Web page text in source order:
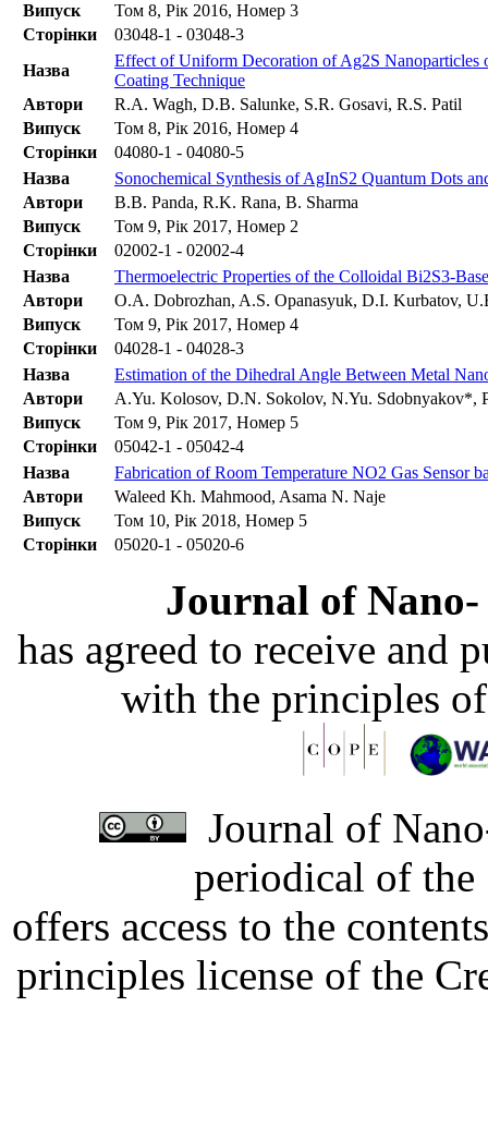
Випуск
Том 8, Рік 2016, Номер 3
Сторінки
03048-1 - 03048-3
Назва
Effect of Uniform Decoration of Ag2S Nanoparticles
Coating Technique
Автори
R.A. Wagh, D.B. Salunke, S.R. Gosavi, R.S. Patil
Випуск
Том 8, Рік 2016, Номер 4
Сторінки
04080-1 - 04080-5
Назва
Sonochemical Synthesis of AgInS2 Quantum Dots
Автори
B.B. Panda, R.K. Rana, B. Sharma
Випуск
Том 9, Рік 2017, Номер 2
Сторінки
02002-1 - 02002-4
Назва
Thermoelectric Properties of the Colloidal Bi2S3-
Автори
O.A. Dobrozhan, A.S. Opanasyuk, D.I. Kurbatov,
Випуск
Том 9, Рік 2017, Номер 4
Сторінки
04028-1 - 04028-3
Назва
Estimation of the Dihedral Angle Between Metal
Автори
A.Yu. Kolosov, D.N. Sokolov, N.Yu. Sdobnyakov*,
Випуск
Том 9, Рік 2017, Номер 5
Сторінки
05042-1 - 05042-4
Назва
Fabrication of Room Temperature NO2 Gas Sensor
Автори
Waleed Kh. Mahmood, Asama N. Naje
Випуск
Том 10, Рік 2018, Номер 5
Сторінки
05020-1 - 05020-6
Journal of
has agreed to receive and
with the principles
Journal of
periodical of
offers access to the
principles license of the